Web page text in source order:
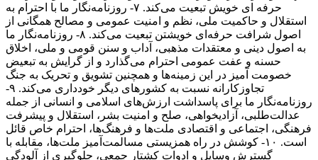
حرفه ای خویش تبعیت می‌کند. ۷- روزنامه‌نگار ما با احترام به
استقلال و حاکمیت ملی، نظم و امنیت عمومی و مصالح همگانی از
اصول شرافت حرفه‌ای خویشتن تبعیت می‌کند. ۸- روزنامه‌نگار ما
به اصول دینی و معتقدات مذهبی، آداب و سنن قومی و ملی، اخلاق
حسنه و عفت عمومی احترام می‌گذارد و از گرایش به تبعیض
خصومت آمیز در این زمینه‌ها و همچنین تشویق و تحریک به جنگ
تجاوزکارانه نسبت به کشورهای دیگر خودداری می‌کند. ۹-
روزنامه‌نگار ما برای پاسداشت ارزش‌های اسلامی و انسانی از جمله
عدالت‌طلبی، آزادیخواهی، صلح و امنیت بشر، استقلال و پیشرفت
فرهنگی، اجتماعی و اقتصادی ملت‌ها و فرهنگ‌ها، احترام خاص قائل
است. ۱۰- کوشش در راه همزیستی مسالمت‌آمیز ملت‌ها، مقابله با
گسترش وسایل و ادوات کشتار جمعی، جلوگیری از آلودگی